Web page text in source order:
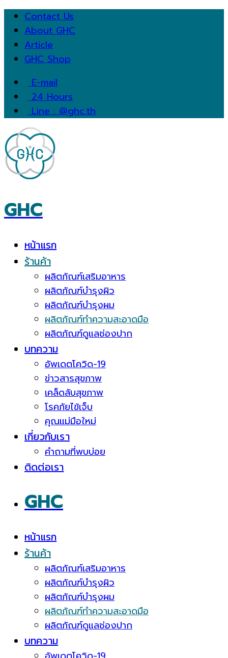
Contact Us
About GHC
Article
GHC Shop
E-mail
24 Hours
Line : @ghc.th
GHC
หน้าแรก
ร้านค้า
ผลิตภัณฑ์เสริมอาหาร
ผลิตภัณฑ์บำรุงผิว
ผลิตภัณฑ์บำรุงผม
ผลิตภัณฑ์ทำความสะอาดมือ
ผลิตภัณฑ์ดูแลช่องปาก
บทความ
อัพเดตโควิด-19
ข่าวสารสุขภาพ
เคล็ดลับสุขภาพ
โรคภัยไข้เจ็บ
คุณแม่มือใหม่
เกี่ยวกับเรา
คำถามที่พบบ่อย
ติดต่อเรา
GHC
หน้าแรก
ร้านค้า
ผลิตภัณฑ์เสริมอาหาร
ผลิตภัณฑ์บำรุงผิว
ผลิตภัณฑ์บำรุงผม
ผลิตภัณฑ์ทำความสะอาดมือ
ผลิตภัณฑ์ดูแลช่องปาก
บทความ